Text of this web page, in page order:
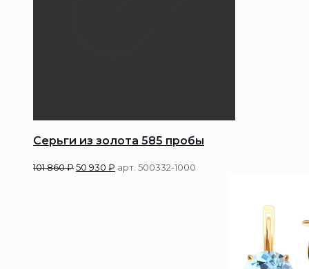
Серьги из золота 585 пробы
101 860₽50 930 ₽ арт. 500332-1000